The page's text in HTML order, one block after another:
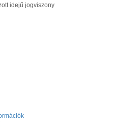
idejű jogviszony